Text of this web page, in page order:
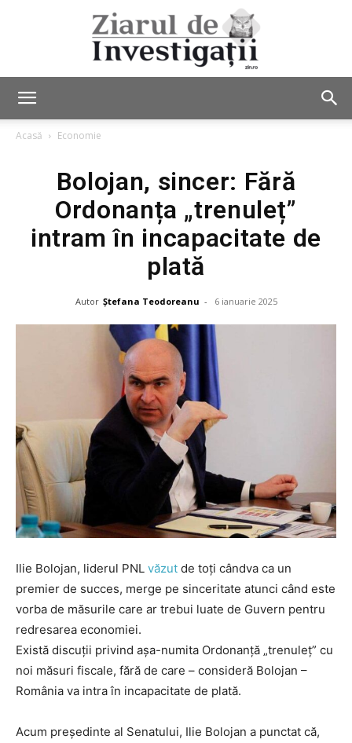
de
Investigații
Acasă Economie
Bolojan, sincer: Fără
Ordonanța „trenuleț”
intram în incapacitate de
plată
Autor Ștefana Teodoreanu - 6 ianuarie 2025
Ilie Bolojan, liderul PNL văzut de toți cândva ca un
premier de succes, merge pe sinceritate atunci când este
vorba de măsurile care ar trebui luate de Guvern pentru
redresarea economiei.
Există discuții privind așa-numita Ordonanță „trenuleț” cu
noi măsuri fiscale, fără de care – consideră Bolojan –
România va intra în incapacitate de plată.
Acum președinte al Senatului, Ilie Bolojan a punctat că,